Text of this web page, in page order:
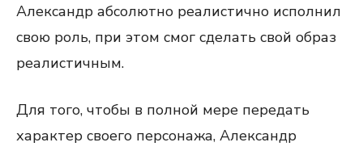
Александр абсолютно реалистично исполнил
свою роль, при этом смог сделать свой образ
реалистичным.
Для того, чтобы в полной мере передать
характер своего персонажа, Александр